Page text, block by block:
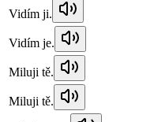
Vidím ji.
Vidím je.
Miluji tě.
Miluji tě.